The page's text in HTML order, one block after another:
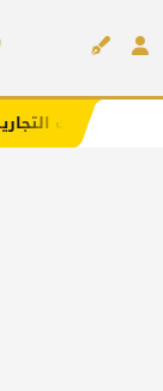
ويجذب لك